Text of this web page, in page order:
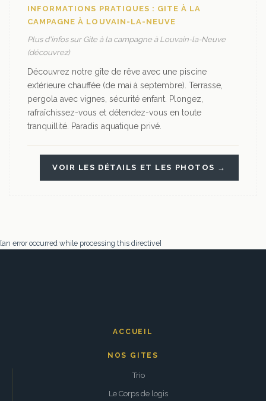
INFORMATIONS PRATIQUES : GITE À LA
CAMPAGNE À LOUVAIN-LA-NEUVE
Plus d'infos sur Gite à la campagne à Louvain-la-Neuve
(découvrez)
Découvrez notre gîte de rêve avec une piscine
extérieure chauffée (de mai à septembre). Terrasse,
pergola avec vignes, sécurité enfant. Plongez,
rafraîchissez-vous et détendez-vous en toute
tranquillité. Paradis aquatique privé.
VOIR LES DÉTAILS ET LES PHOTOS →
[an error occurred while processing this directive]
ACCUEIL
NOS GITES
Trio
Le Corps de logis